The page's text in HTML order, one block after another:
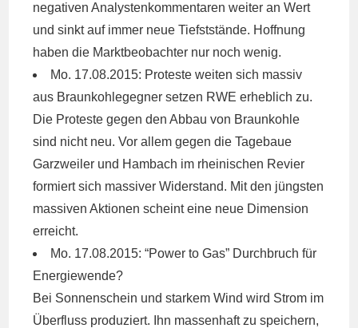
negativen Analystenkommentaren weiter an Wert
und sinkt auf immer neue Tiefststände. Hoffnung
haben die Marktbeobachter nur noch wenig.
Mo. 17.08.2015: Proteste weiten sich massiv
aus Braunkohlegegner setzen RWE erheblich zu.
Die Proteste gegen den Abbau von Braunkohle
sind nicht neu. Vor allem gegen die Tagebaue
Garzweiler und Hambach im rheinischen Revier
formiert sich massiver Widerstand. Mit den jüngsten
massiven Aktionen scheint eine neue Dimension
erreicht.
Mo. 17.08.2015: “Power to Gas” Durchbruch für
Energiewende?
Bei Sonnenschein und starkem Wind wird Strom im
Überfluss produziert. Ihn massenhaft zu speichern,